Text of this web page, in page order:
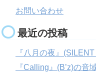
お問い合わせ
最近の投稿
『八月の夜』
『Calling』(B’z)の音